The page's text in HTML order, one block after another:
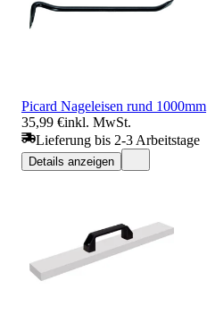
Picard Nageleisen rund 1000mm
35,99 €inkl. MwSt.
Lieferung bis 2-3 Arbeitstage
Details anzeigen